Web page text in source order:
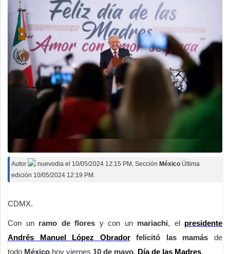
Autor nuevodia el 10/05/2024 12:15 PM, Sección México Última
edición 10/05/2024 12:19 PM.
CDMX.
Con un ramo de flores y con un mariachi, el presidente
Andrés Manuel López Obrador
felicitó las mamás de
todo México hoy viernes 10 de mayo, Día de las Madres.